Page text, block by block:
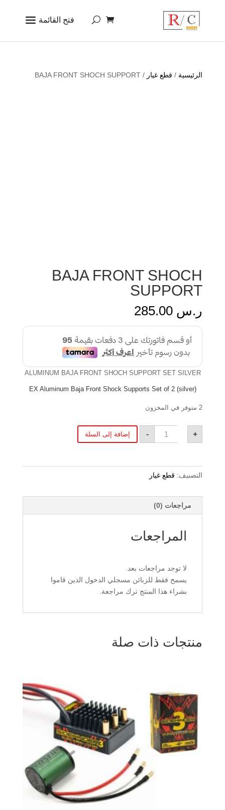
الرئيسية / قطع غيار / BAJA FRONT SHOCH SUPPORT
BAJA FRONT SHOCH
SUPPORT
ر.س
ALUMINUM BAJA FRONT SHOCH SUPPORT SET SILVER
EX Aluminum Baja Front Shock Supports Set of 2 (silver)
2 متوفر في المخزون
-
كمية
BAJA
FRONT
+ إضافة إلى السلة
التصنيف: قطع غيار
مراجعات (0)
المراجعات
لا توجد مراجعات بعد.
يسمح فقط للزبائن مسجلي الدخول الذين قاموا
بشراء هذا المنتج ترك مراجعة.
منتجات ذات صلة